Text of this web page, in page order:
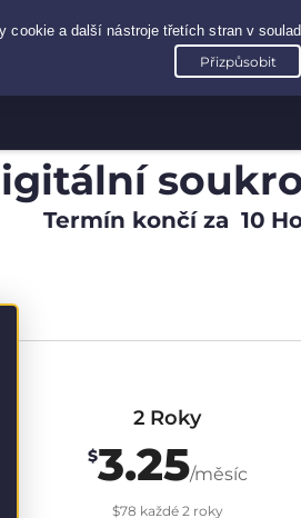
Termín končí za 10
2 Roky
$3.25/měsíc
$78 každé 2 roky